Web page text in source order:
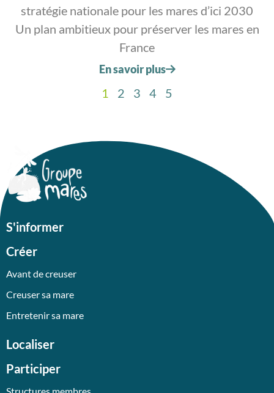
stratégie nationale pour les mares d’ici 2030
Un plan ambitieux pour préserver les mares en
France
En savoir plus
1 2 3 4 5
S'informer
Créer
Avant de creuser
Creuser sa mare
Entretenir sa mare
Localiser
Participer
Structures membres